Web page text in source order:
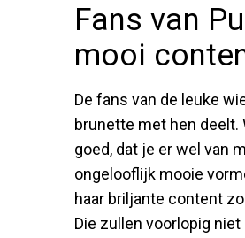
Fans van
mooi
De fans van de leuke
brunette met hen
goed, dat je er wel van
ongelooflijk mooie
haar briljante content
Die zullen voorlopig